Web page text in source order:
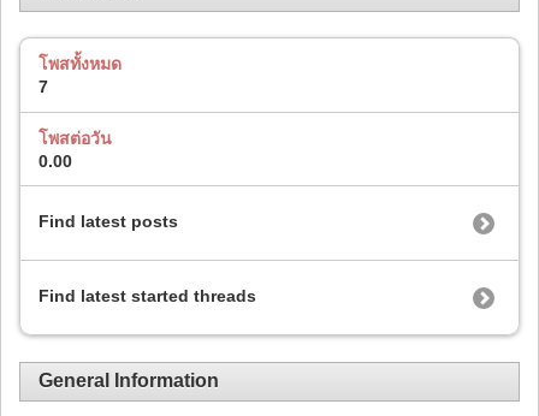
โพสทั้งหมด
7
โพสต่อวัน
0.00
Find latest posts
Find latest started threads
General Information